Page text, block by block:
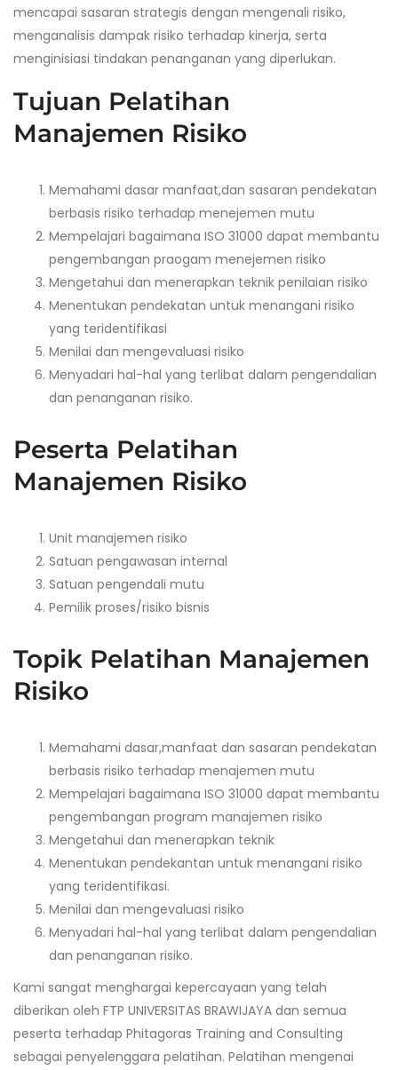
mencapai sasaran strategis dengan mengenali risiko,
menganalisis dampak risiko terhadap kinerja, serta
menginisiasi tindakan penanganan yang diperlukan.
Tujuan Pelatihan
Manajemen Risiko
Memahami dasar manfaat,dan sasaran pendekatan
berbasis risiko terhadap menejemen mutu
Mempelajari bagaimana ISO 31000 dapat membantu
pengembangan praogam menejemen risiko
Mengetahui dan menerapkan teknik penilaian risiko
Menentukan pendekatan untuk menangani risiko
yang teridentifikasi
Menilai dan mengevaluasi risiko
Menyadari hal-hal yang terlibat dalam pengendalian
dan penanganan risiko.
Peserta Pelatihan
Manajemen Risiko
Unit manajemen risiko
Satuan pengawasan internal
Satuan pengendali mutu
Pemilik proses/risiko bisnis
Topik Pelatihan Manajemen
Risiko
Memahami dasar,manfaat dan sasaran pendekatan
berbasis risiko terhadap menajemen mutu
Mempelajari bagaimana ISO 31000 dapat membantu
pengembangan program manajemen risiko
Mengetahui dan menerapkan teknik
Menentukan pendekantan untuk menangani risiko
yang teridentifikasi.
Menilai dan mengevaluasi risiko
Menyadari hal-hal yang terlibat dalam pengendalian
dan penanganan risiko.
Kami sangat menghargai kepercayaan yang telah
diberikan oleh FTP UNIVERSITAS BRAWIJAYA dan semua
peserta terhadap Phitagoras Training and Consulting
sebagai penyelenggara pelatihan. Pelatihan mengenai